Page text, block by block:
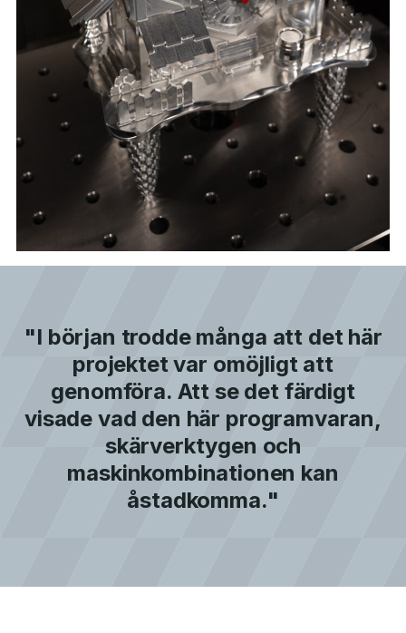
"I början trodde många att det här
projektet var omöjligt att
genomföra. Att se det färdigt
visade vad den här programvaran,
skärverktygen och
maskinkombinationen kan
åstadkomma."